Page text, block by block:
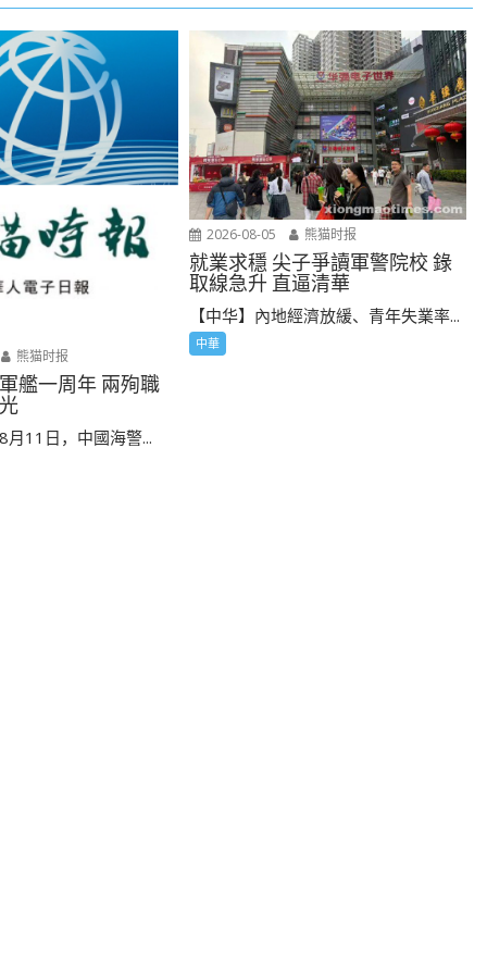
熊猫时报
艦一周年 兩殉職
月11日，中國海警...
2026-08-05 熊猫时报
就業求穩 尖子爭讀軍警院校 錄
取線急升 直逼清華
【中华】內地經濟放緩、青年失業率...
中華